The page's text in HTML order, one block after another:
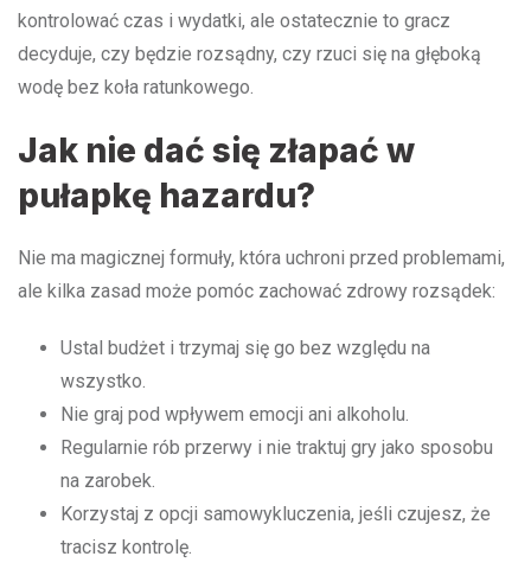
kontrolować czas i wydatki, ale ostatecznie to gracz
decyduje, czy będzie rozsądny, czy rzuci się na głęboką
wodę bez koła ratunkowego.
Jak nie dać się złapać w
pułapkę hazardu?
Nie ma magicznej formuły, która uchroni przed problemami,
ale kilka zasad może pomóc zachować zdrowy rozsądek:
Ustal budżet i trzymaj się go bez względu na
wszystko.
Nie graj pod wpływem emocji ani alkoholu.
Regularnie rób przerwy i nie traktuj gry jako sposobu
na zarobek.
Korzystaj z opcji samowykluczenia, jeśli czujesz, że
tracisz kontrolę.